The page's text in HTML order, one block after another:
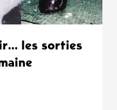
les sorties